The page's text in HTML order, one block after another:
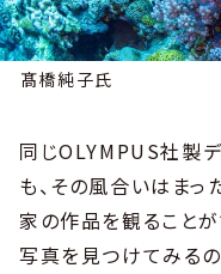
髙橋純子氏
同じOLYMPUS社製
も、その風合いはまっ
家の作品を観ること
写真を見つけてみるの